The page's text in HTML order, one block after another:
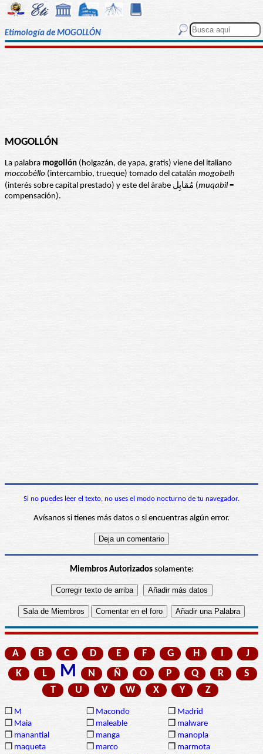
Etimología de MOGOLLÓN
MOGOLLÓN
La palabra mogollón (holgazán, de yapa, gratis) viene del italiano
moccobèllo (intercambio, trueque) tomado del catalán mogobelh
(interés sobre capital prestado) y este del árabe مُقابِل (muqabil =
compensación).
Si no puedes leer el texto, no uses el modo nocturno de tu navegador.
Avísanos si tienes más datos o si encuentras algún error.
Miembros Autorizadossolamente:
A B C D E F G H I
J
K
L M N Ñ O P Q R
S
T
U V W X Y Z
❒ M ❒ Macondo ❒ Madrid
❒ Maia ❒ maleable ❒ malware
❒ manantial ❒ manga ❒ manopla
❒ maqueta ❒ marco ❒ marmota